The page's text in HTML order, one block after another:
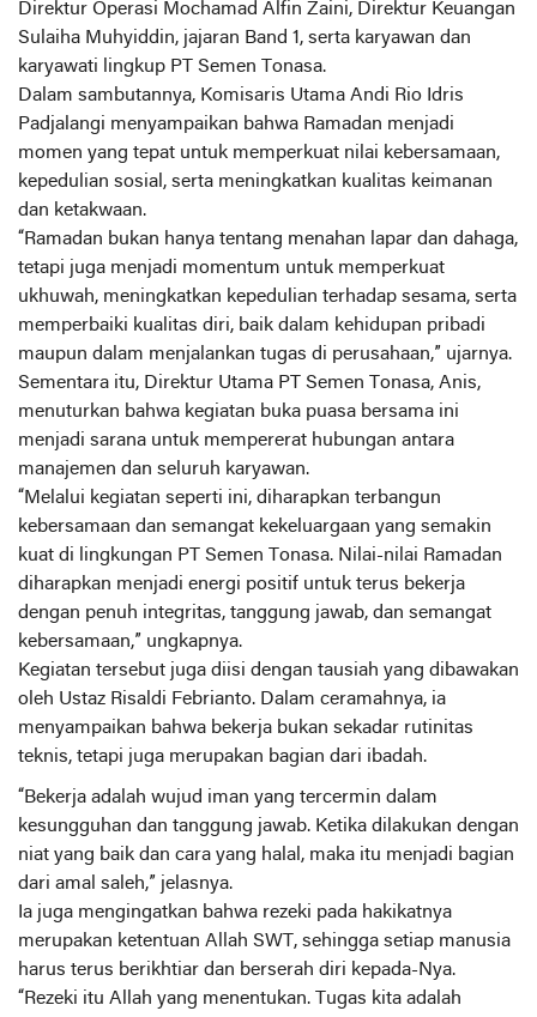
Direktur Operasi Mochamad Alfin Zaini, Direktur Keuangan
Sulaiha Muhyiddin, jajaran Band 1, serta karyawan dan
karyawati lingkup PT Semen Tonasa.
Dalam sambutannya, Komisaris Utama Andi Rio Idris
Padjalangi menyampaikan bahwa Ramadan menjadi
momen yang tepat untuk memperkuat nilai kebersamaan,
kepedulian sosial, serta meningkatkan kualitas keimanan
dan ketakwaan.
“Ramadan bukan hanya tentang menahan lapar dan dahaga,
tetapi juga menjadi momentum untuk memperkuat
ukhuwah, meningkatkan kepedulian terhadap sesama, serta
memperbaiki kualitas diri, baik dalam kehidupan pribadi
maupun dalam menjalankan tugas di perusahaan,” ujarnya.
Sementara itu, Direktur Utama PT Semen Tonasa, Anis,
menuturkan bahwa kegiatan buka puasa bersama ini
menjadi sarana untuk mempererat hubungan antara
manajemen dan seluruh karyawan.
“Melalui kegiatan seperti ini, diharapkan terbangun
kebersamaan dan semangat kekeluargaan yang semakin
kuat di lingkungan PT Semen Tonasa. Nilai-nilai Ramadan
diharapkan menjadi energi positif untuk terus bekerja
dengan penuh integritas, tanggung jawab, dan semangat
kebersamaan,” ungkapnya.
Kegiatan tersebut juga diisi dengan tausiah yang dibawakan
oleh Ustaz Risaldi Febrianto. Dalam ceramahnya, ia
menyampaikan bahwa bekerja bukan sekadar rutinitas
teknis, tetapi juga merupakan bagian dari ibadah.
“Bekerja adalah wujud iman yang tercermin dalam
kesungguhan dan tanggung jawab. Ketika dilakukan dengan
niat yang baik dan cara yang halal, maka itu menjadi bagian
dari amal saleh,” jelasnya.
Ia juga mengingatkan bahwa rezeki pada hakikatnya
merupakan ketentuan Allah SWT, sehingga setiap manusia
harus terus berikhtiar dan berserah diri kepada-Nya.
“Rezeki itu Allah yang menentukan. Tugas kita adalah